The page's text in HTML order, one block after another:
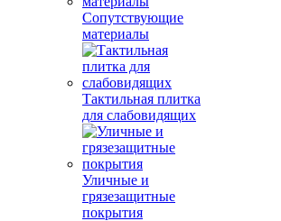
Сопутствующие
материалы
Тактильная плитка
для слабовидящих
Уличные и
грязезащитные
покрытия